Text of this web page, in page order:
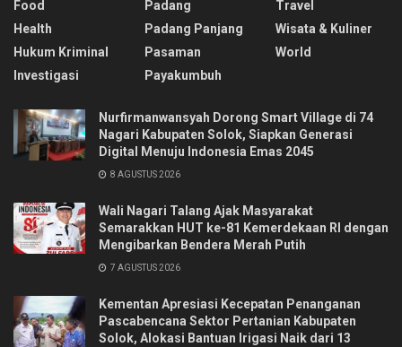
Food
Health
Hukum Kriminal
Investigasi
Padang
Padang Panjang
Pasaman
Payakumbuh
Travel
Wisata & Kuliner
World
Nurfirmanwansyah Dorong Smart Village di 74
Nagari Kabupaten Solok, Siapkan Generasi
Digital Menuju Indonesia Emas 2045
8 AGUSTUS 2026
Wali Nagari Talang Ajak Masyarakat
Semarakkan HUT ke-81 Kemerdekaan RI dengan
Mengibarkan Bendera Merah Putih
7 AGUSTUS 2026
Kementan Apresiasi Kecepatan Penanganan
Pascabencana Sektor Pertanian Kabupaten
Solok, Alokasi Bantuan Irigasi Naik dari 13